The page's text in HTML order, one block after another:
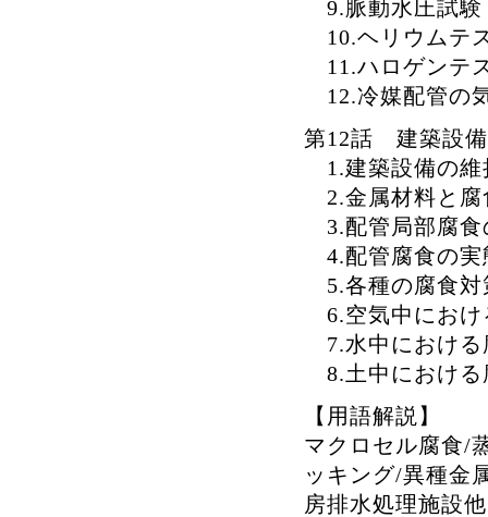
9.脈動水圧試験
10.ヘリウムテ
11.ハロゲンテ
12.冷媒配管の
第12話 建築設備
1.建築設備の維
2.金属材料と腐
3.配管局部腐食
4.配管腐食の実
5.各種の腐食対
6.空気中におけ
7.水中における
8.土中における
【用語解説】
マクロセル腐食/
ッキング/異種金
房排水処理施設他